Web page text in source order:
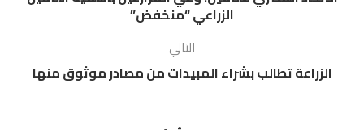
الزراعي “منخفض”
التالي
الزراعة تطالب بشراء المبيدات من مصادر موثوق منها